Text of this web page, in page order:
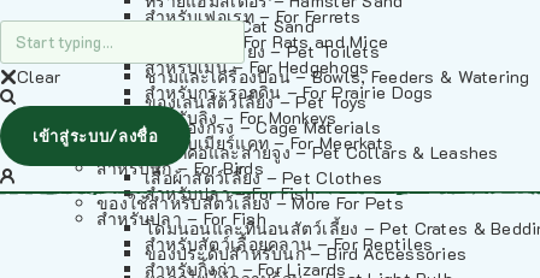
ทรายแมว – Cat Sand
ห้องน้ำสัตว์เลี้ยง – Pet Toilets
ชามและเครื่องป้อน – Bowls, Feeders & Watering
ของเล่นสัตว์เลี้ยง – Pet Toys
วัสดุรองกรง – Cage Materials
ปลอกคอและสายจูง – Pet Collars & Leashes
เสื้อผ้าสัตว์เลี้ยง – Pet Clothes
ของใช้สำหรับสัตว์เลี้ยง – More For Pets
โดมนอนและที่นอนสัตว์เลี้ยง – Pet Crates &
ของประดับสำหรับนก – Bird Accessories
สำหรับเฟอเรท – For Ferrets
สำหรับหนู – For Rats and Mice
สำหรับเม่น – For Hedgehogs
สำหรับกระรอกดิน – For Prairie Dogs
สำหรับลิง – For Monkeys
สำหรับเมียร์แคท – For Meerkats
สำหรับนก – For Birds
สำหรับปลา – For Fish
สำหรับปลา – For Fish
สำหรับสัตว์เลื้อยคลาน – For Reptiles
สำหรับกิ้งก่า – For Lizards
Clear
เข้าสู่ระบบ/ลงชื่อ